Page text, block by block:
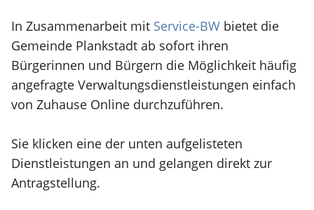
In Zusammenarbeit mit Service-BW bietet die
Gemeinde Plankstadt ab sofort ihren
Bürgerinnen und Bürgern die Möglichkeit häufig
angefragte Verwaltungsdienstleistungen einfach
von Zuhause Online durchzuführen.
Sie klicken eine der unten aufgelisteten
Dienstleistungen an und gelangen direkt zur
Antragstellung.